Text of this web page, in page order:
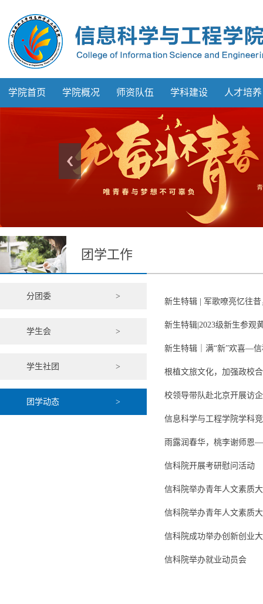
学院首页 学院概况 师资队伍 学科建设 人才培养
团学工作
分团委 >
学生会 >
学生社团 >
团学动态 >
新生特辑 | 军歌嘹亮忆往
新生特辑|2023级新生参观
新生特辑｜满“新”欢喜—
根植文旅文化，加强政校
校领导带队赴北京开展访
信息科学与工程学院学科
雨露润春华，桃李谢师恩
信科院开展考研慰问活动
信科院举办青年人文素质
信科院举办青年人文素质
信科院成功举办创新创业
信科院举办就业动员会